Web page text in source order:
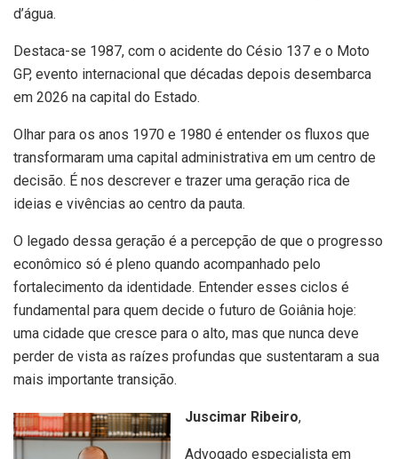
d’água.
Destaca-se 1987, com o acidente do Césio 137 e o Moto
GP, evento internacional que décadas depois desembarca
em 2026 na capital do Estado.
Olhar para os anos 1970 e 1980 é entender os fluxos que
transformaram uma capital administrativa em um centro de
decisão. É nos descrever e trazer uma geração rica de
ideias e vivências ao centro da pauta.
O legado dessa geração é a percepção de que o progresso
econômico só é pleno quando acompanhado pelo
fortalecimento da identidade. Entender esses ciclos é
fundamental para quem decide o futuro de Goiânia hoje:
uma cidade que cresce para o alto, mas que nunca deve
perder de vista as raízes profundas que sustentaram a sua
mais importante transição.
Juscimar Ribeiro,
Advogado especialista em